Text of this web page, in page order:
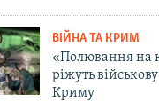
ВІЙНА ТА КРИМ
«Полювання на
ріжуть військову
Криму